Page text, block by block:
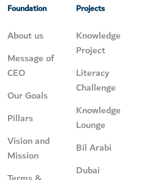
Foundation
About us
Message of
CEO
Our Goals
Pillars
Vision and
Mission
Projects
Knowledge
Project
Literacy
Challenge
Knowledge
Lounge
Bil Arabi
Dubai